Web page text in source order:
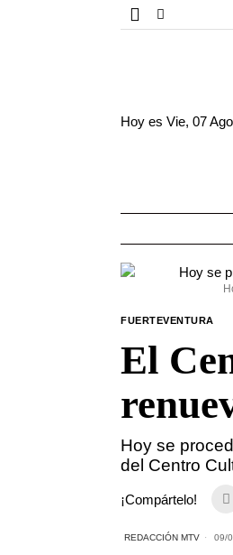
Hoy esVie, 07
FUERTEVENTURA
El
Hoy se
del Centro
¡Compártelo!
REDACCIÓN MTV 09/